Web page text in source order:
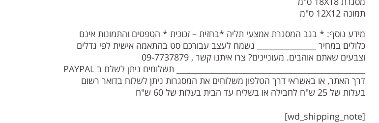
תמונה 12X12 ס"מ
מידע נוסף: * בגב המסגרת אמצעי תליה *בחזית – זכוכית * הטפטים והתמונות אינם
כלולים במחיר _______________ נשמח לעצב עבורכם סט בהתאמה אישית לפי גדלים
וצבעים שאתם אוהבים. מעוניינים? צרו איתנו קשר , 09-7737879
________________________________________________ תשלומים ניתן לשלם ב PAYPAL
דרך האתר, או באשראי דרך הטלפון משלוחים את המסגרות ניתן לשלוח בדואר רשום
בעלות של 25 ש"ח לחבילה או בשליח עד הבית בעלות של 60 ש"ח
[wd_shipping_note]